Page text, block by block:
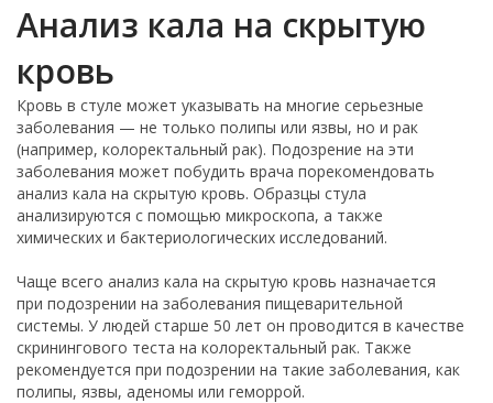
Анализ кала на скрытую
кровь
Кровь в стуле может указывать на многие серьезные
заболевания — не только полипы или язвы, но и рак
(например, колоректальный рак). Подозрение на эти
заболевания может побудить врача порекомендовать
анализ кала на скрытую кровь. Образцы стула
анализируются с помощью микроскопа, а также
химических и бактериологических исследований.
Чаще всего анализ кала на скрытую кровь назначается
при подозрении на заболевания пищеварительной
системы. У людей старше 50 лет он проводится в качестве
скринингового теста на колоректальный рак. Также
рекомендуется при подозрении на такие заболевания, как
полипы, язвы, аденомы или геморрой.